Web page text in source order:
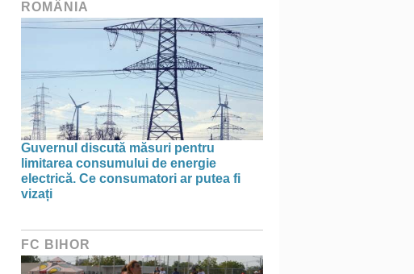
ROMÂNIA
Guvernul discută măsuri pentru
limitarea consumului de energie
electrică. Ce consumatori ar putea fi
vizați
FC BIHOR